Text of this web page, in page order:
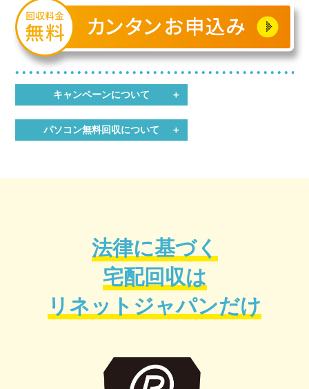
キャンペーンについて
パソコン無料回収について
法律に基づく
宅配回収は
リネットジャパンだけ